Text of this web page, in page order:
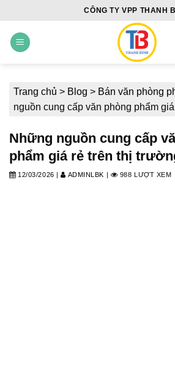
content
CÔNG TY VPP THANH
Trang chủ > Blog > Bán văn phòng
nguồn cung cấp văn phòng phẩm
Những nguồn cung cấp
phẩm giá rẻ trên thị
12/03/2026 | ADMINLBK | 988 LƯỢT XEM